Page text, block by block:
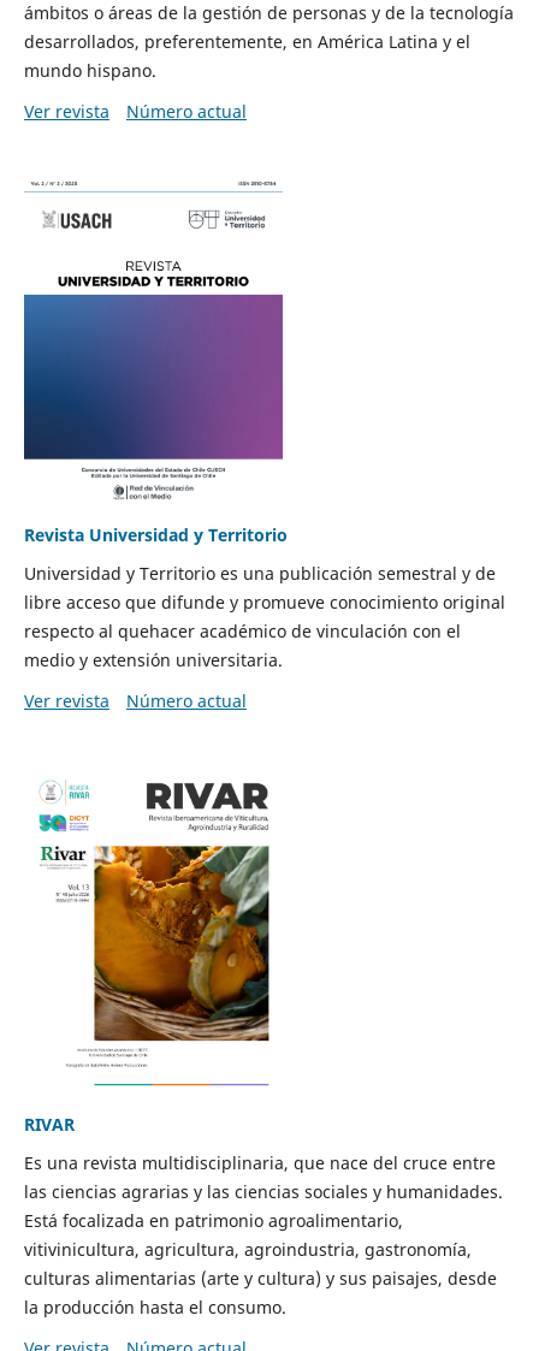
ámbitos o áreas de la gestión de personas y de la tecnología
desarrollados, preferentemente, en América Latina y el
mundo hispano.
Ver revista
Número actual
Revista Universidad y Territorio
Universidad y Territorio es una publicación semestral y de
libre acceso que difunde y promueve conocimiento original
respecto al quehacer académico de vinculación con el
medio y extensión universitaria.
Ver revista
Número actual
RIVAR
Es una revista multidisciplinaria, que nace del cruce entre
las ciencias agrarias y las ciencias sociales y humanidades.
Está focalizada en patrimonio agroalimentario,
vitivinicultura, agricultura, agroindustria, gastronomía,
culturas alimentarias (arte y cultura) y sus paisajes, desde
la producción hasta el consumo.